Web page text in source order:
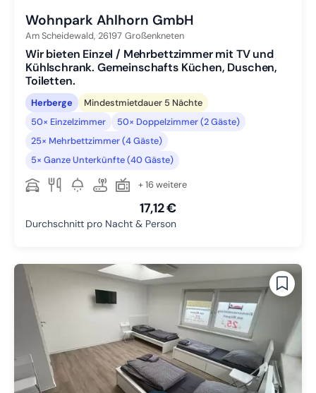
Wohnpark Ahlhorn GmbH
Am Scheidewald, 26197 Großenkneten
Wir bieten Einzel / Mehrbettzimmer mit TV und
Kühlschrank. Gemeinschafts Küchen, Duschen,
Toiletten.
Herberge
Mindestmietdauer 5 Nächte
50× Einzelzimmer
50× Doppelzimmer (2 Gäste)
25× Mehrbettzimmer (4 Gäste)
5× Ganze Unterkünfte (40 Gäste)
+ 16 weitere
17,12 €
Durchschnitt pro Nacht & Person